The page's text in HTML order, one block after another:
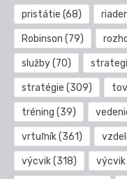
pristátie (68)
Robinson (79)
služby(70)
stratégie (309)
tréning (39)
vrtuľník(361)
výcvik(318) výcvik